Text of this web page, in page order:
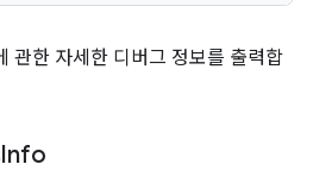
관한 자세한 디버그 정보를 출력합
Info